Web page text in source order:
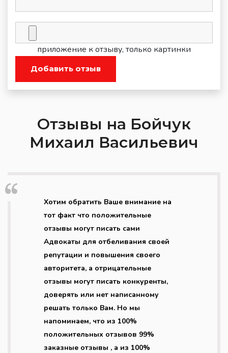
приложение к отзыву, только картинки
Добавить отзыв
Отзывы на Бойчук
Михаил Васильевич
Хотим обратить Ваше внимание на
тот факт что положительные
отзывы могут писать сами
Адвокаты для отбеливания своей
репутации и повышения своего
авторитета, а отрицательные
отзывы могут писать конкуренты,
доверять или нет написанному
решать только Вам. Но мы
напоминаем, что из 100%
положительных отзывов 99%
заказные отзывы , а из 100%